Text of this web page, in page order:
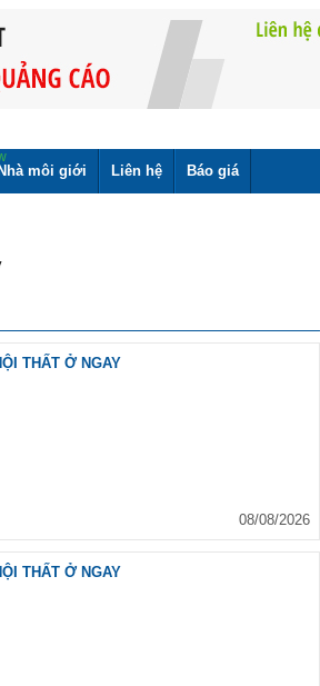
Nhà môi giới Liên hệ Báo giá
THẤT Ở NGAY
08/08/2026
THẤT Ở NGAY